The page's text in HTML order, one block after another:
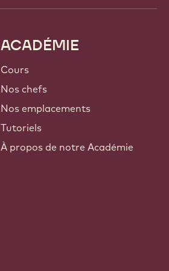
ACADÉMIE
Cours
Nos chefs
Nos emplacements
Tutoriels
À propos de notre Académie